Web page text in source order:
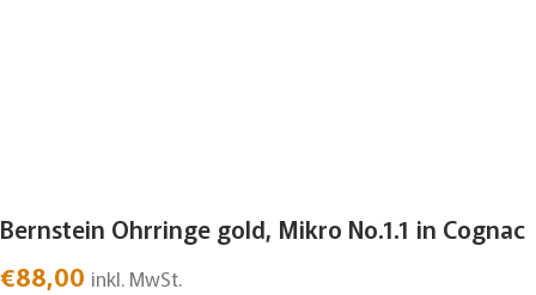
Bernstein Ohrringe gold, Mikro No.1.1 in Cognac
€88,00 inkl. MwSt.